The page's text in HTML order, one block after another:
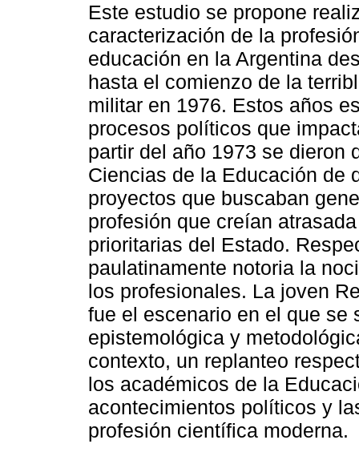
Este estudio se propone
caracterización de la
educación en la Argentina
hasta el comienzo de la
militar en 1976. Estos años
procesos políticos que
partir del año 1973 se dieron
Ciencias de la Educación de
proyectos que buscaban
profesión que creían
prioritarias del Estado.
paulatinamente notoria la
los profesionales. La joven
fue el escenario en el que se
epistemológica y
contexto, un replanteo
los académicos de la
acontecimientos políticos y
profesión científica moderna.